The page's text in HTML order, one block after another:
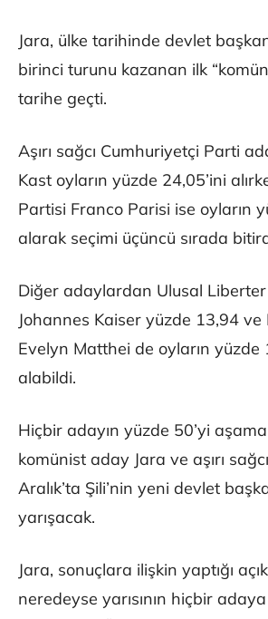
Jara, ülke tarihinde devlet
birinci turunu kazanan ilk
tarihe geçti.
Aşırı sağcı Cumhuriyetçi Parti
Kast oyların yüzde 24,05’ini
Partisi Franco Parisi ise oyların
alarak seçimi üçüncü sırada
Diğer adaylardan Ulusal
Johannes Kaiser yüzde 13,94 ve
Evelyn Matthei de oyların yüzde
alabildi.
Hiçbir adayın yüzde 50’yi
komünist aday Jara ve aşırı
Aralık’ta Şili’nin yeni devlet
yarışacak.
Jara, sonuçlara ilişkin yaptığı
neredeyse yarısının hiçbir